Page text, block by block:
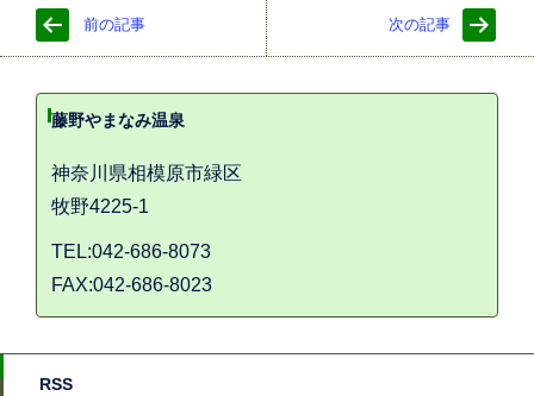
前の記事 次の記事
藤野やまなみ温泉
神奈川県相模原市緑区
牧野4225-1
TEL:042-686-8073
FAX:042-686-8023
RSS